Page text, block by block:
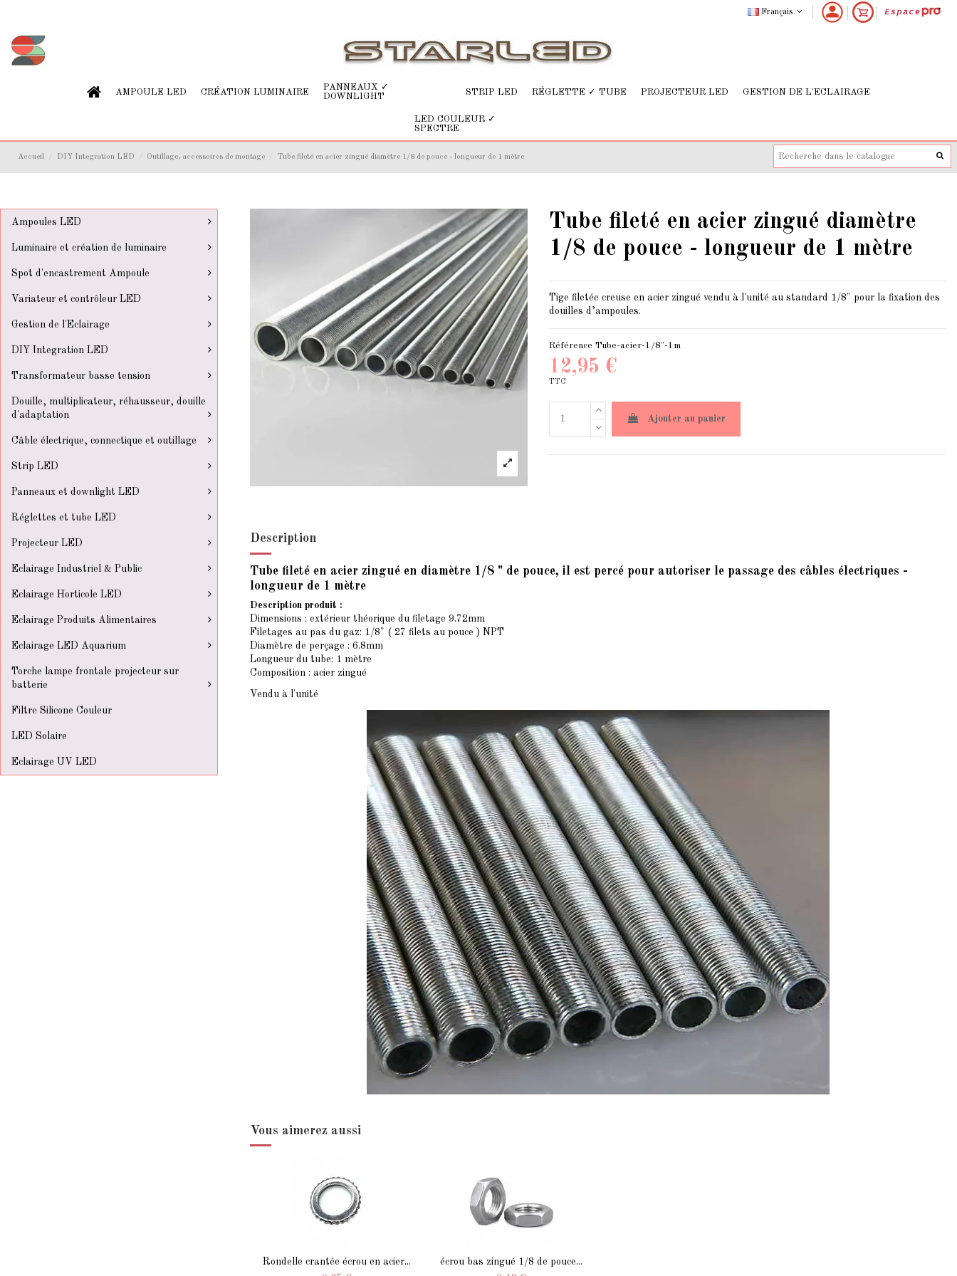
Français
AMPOULE LED CRÉATION LUMINAIRE
PANNEAUX ✓
DOWNLIGHT
STRIP LED RÉGLETTE ✓ TUBE PROJECTEUR LED GESTION DE L'ECLAIRAGE
LED COULEUR ✓
SPECTRE
Accueil DIY Integration LED Outillage, accessoires de montage Tube fileté en acier zingué diamètre 1/8 de pouce - longueur de 1 mètre
Tube fileté en acier zingué diamètre
1/8 de pouce - longueur de 1 mètre
Tige filetée creuse en acier zingué vendu à l'unité au standard 1/8" pour la fixation des
douilles d’ampoules.
Référence Tube-acier-1/8"-1m
12,95 €
TTC
Ajouter au panier
Description
Tube fileté en acier zingué en diamètre 1/8 " de pouce, il est percé pour autoriser le passage des câbles électriques -
longueur de 1 mètre
Description produit :
Dimensions : extérieur théorique du filetage 9.72mm
Filetages au pas du gaz: 1/8" ( 27 filets au pouce ) NPT
Diamètre de perçage : 6.8mm
Longueur du tube: 1 mètre
Composition : acier zingué
Vendu à l'unité
Vous aimerez aussi
Rondelle crantée écrou en acier...
écrou bas zingué 1/8 de pouce...
Ampoules LED
Luminaire et création de luminaire
Spot d'encastrement Ampoule
Variateur et contrôleur LED
Gestion de l'Eclairage
DIY Integration LED
Transformateur basse tension
Douille, multiplicateur, réhausseur, douille
d'adaptation
Câble électrique, connectique et outillage
Strip LED
Panneaux et downlight LED
Réglettes et tube LED
Projecteur LED
Eclairage Industriel & Public
Eclairage Horticole LED
Eclairage Produits Alimentaires
Eclairage LED Aquarium
Torche lampe frontale projecteur sur
batterie
Filtre Silicone Couleur
LED Solaire
Eclairage UV LED